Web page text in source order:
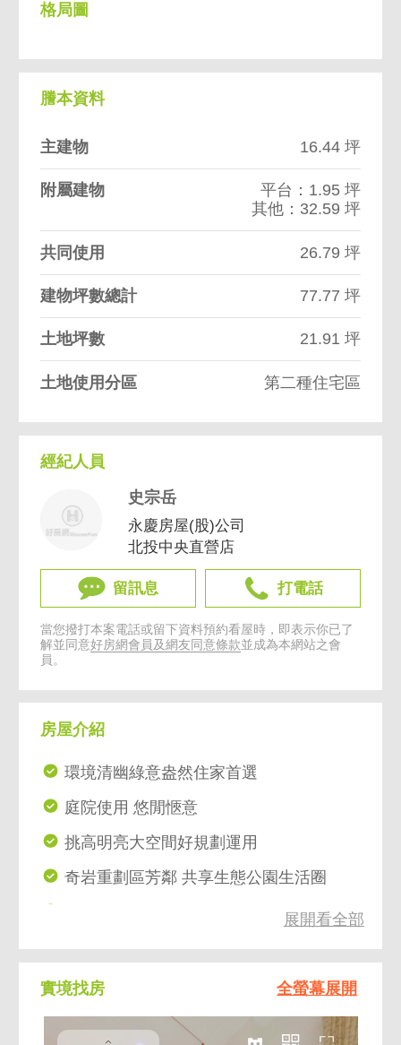
格局圖
謄本資料
主建物 16.44 坪
附屬建物
平台：1.95 坪
其他：32.59 坪
共同使用 26.79 坪
建物坪數總計 77.77 坪
土地坪數 21.91 坪
土地使用分區 第二種住宅區
經紀人員
史宗岳
永慶房屋(股)公司
北投中央直營店
留訊息 打電話
當您撥打本案電話或留下資料預約看屋時，即表示你已了
解並同意好房網會員及網友同意條款並成為本網站之會
員。
房屋介紹
環境清幽綠意盎然住家首選
庭院使用 悠閒愜意
挑高明亮大空間好規劃運用
奇岩重劃區芳鄰 共享生態公園生活圈
展開看全部
實境找房 全螢幕展開